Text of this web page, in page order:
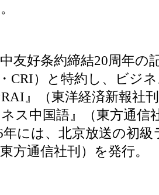
友好条約締結20周年の
CRI）と特約し、ビジ
』（東洋経済新報
ス中国語』（東方通信
年には、北京放送の初
方通信社刊）を発行。